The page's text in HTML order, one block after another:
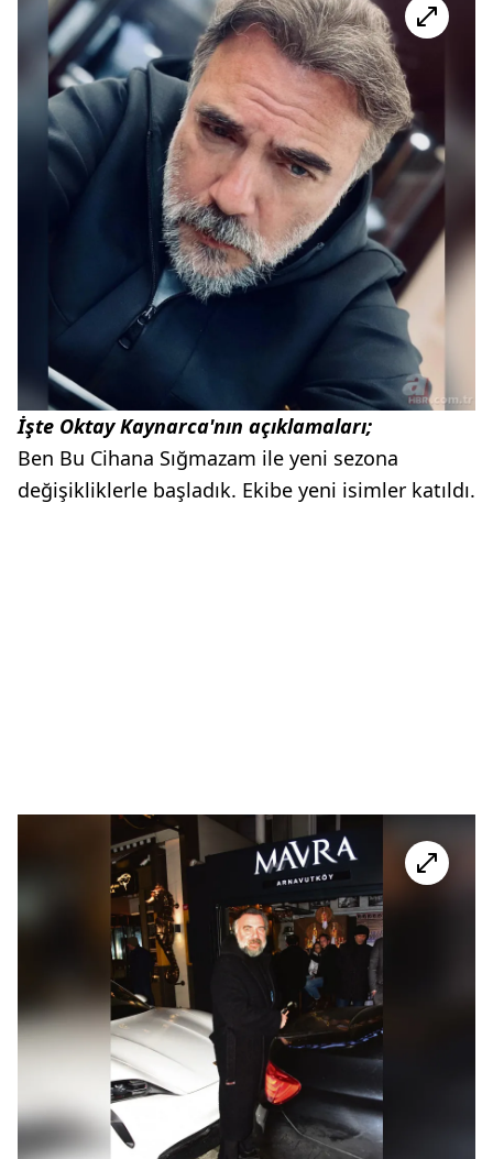
İşte Oktay Kaynarca'nın açıklamaları;
Ben Bu Cihana Sığmazam ile yeni sezona
değişikliklerle başladık. Ekibe yeni isimler katıldı.